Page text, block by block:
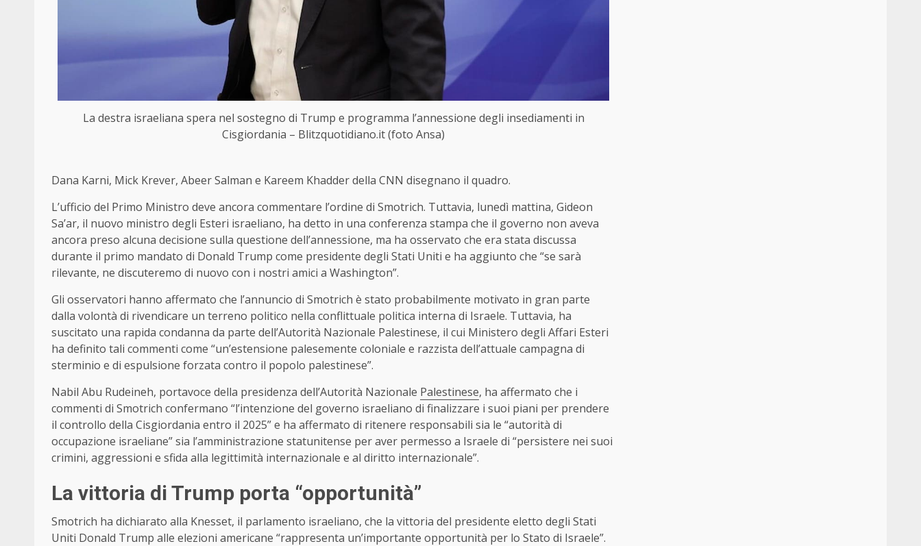
La destra israeliana spera nel sostegno di Trump e programma l’annessione degli insediamenti in
Cisgiordania – Blitzquotidiano.it (foto Ansa)
Dana Karni, Mick Krever, Abeer Salman e Kareem Khadder della CNN disegnano il quadro.
L’ufficio del Primo Ministro deve ancora commentare l’ordine di Smotrich. Tuttavia, lunedì mattina, Gideon
Sa’ar, il nuovo ministro degli Esteri israeliano, ha detto in una conferenza stampa che il governo non aveva
ancora preso alcuna decisione sulla questione dell’annessione, ma ha osservato che era stata discussa
durante il primo mandato di Donald Trump come presidente degli Stati Uniti e ha aggiunto che “se sarà
rilevante, ne discuteremo di nuovo con i nostri amici a Washington”.
Gli osservatori hanno affermato che l’annuncio di Smotrich è stato probabilmente motivato in gran parte
dalla volontà di rivendicare un terreno politico nella conflittuale politica interna di Israele. Tuttavia, ha
suscitato una rapida condanna da parte dell’Autorità Nazionale Palestinese, il cui Ministero degli Affari Esteri
ha definito tali commenti come “un’estensione palesemente coloniale e razzista dell’attuale campagna di
sterminio e di espulsione forzata contro il popolo palestinese”.
Nabil Abu Rudeineh, portavoce della presidenza dell’Autorità Nazionale Palestinese, ha affermato che i
commenti di Smotrich confermano “l’intenzione del governo israeliano di finalizzare i suoi piani per prendere
il controllo della Cisgiordania entro il 2025” e ha affermato di ritenere responsabili sia le “autorità di
occupazione israeliane” sia l’amministrazione statunitense per aver permesso a Israele di “persistere nei suoi
crimini, aggressioni e sfida alla legittimità internazionale e al diritto internazionale”.
La vittoria di Trump porta “opportunità”
Smotrich ha dichiarato alla Knesset, il parlamento israeliano, che la vittoria del presidente eletto degli Stati
Uniti Donald Trump alle elezioni americane “rappresenta un’importante opportunità per lo Stato di Israele”.